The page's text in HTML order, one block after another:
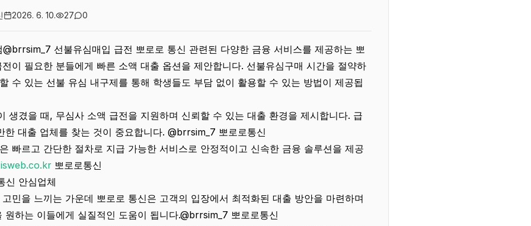
2026. 6. 10. 27 0
선불유심매입 급전 뽀로로 통신 관련된 다양한 금융 서비스를 제공하는 뽀
이 필요한 분들에게 빠른 소액 대출 옵션을 제안합니다. 선불유심구매 시간을 절약하
수 있는 선불 유심 내구제를 통해 학생들도 부담 없이 활용할 수 있는 방법이 제공됩
생겼을 때, 무심사 소액 급전을 지원하며 신뢰할 수 있는 대출 환경을 제시합니다. 급
한 대출 업체를 찾는 것이 중요합니다. @brrsim_7 뽀로로통신
빠르고 간단한 절차로 지급 가능한 서비스로 안정적이고 신속한 금융 솔루션을 제공
뽀로로통신
신 안심업체
민을 느끼는 가운데 뽀로로 통신은 고객의 입장에서 최적화된 대출 방안을 마련하며
하는 이들에게 실질적인 도움이 됩니다.@brrsim_7 뽀로로통신